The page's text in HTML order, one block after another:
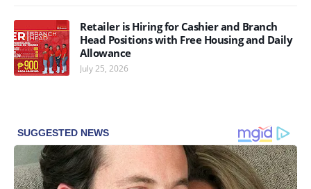
Retailer is Hiring for Cashier and Branch
Head Positions with Free Housing and Daily
Allowance
July 25, 2026